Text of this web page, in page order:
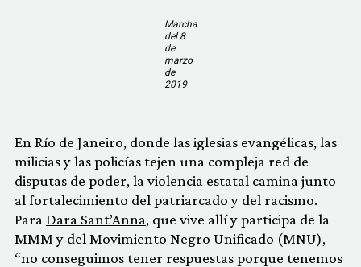
Marcha
del 8
de
marzo
de
2019
En Río de Janeiro, donde las iglesias evangélicas, las
milicias y las policías tejen una compleja red de
disputas de poder, la violencia estatal camina junto
al fortalecimiento del patriarcado y del racismo.
Para Dara Sant’Anna, que vive allí y participa de la
MMM y del Movimiento Negro Unificado (MNU),
“no conseguimos tener respuestas porque tenemos